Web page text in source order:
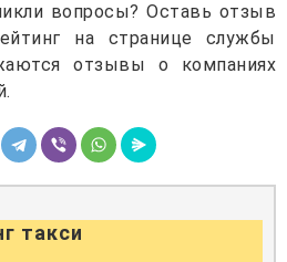
вопросы? Оставь отзыв
на странице службы
отзывы о компаниях
такси